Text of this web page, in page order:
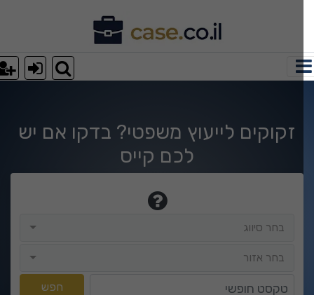
חיפוש
זקוקים לייעוץ משפטי? בדקו אם יש
לכם קייס
בחר סיווג
בחר אזור
חפש